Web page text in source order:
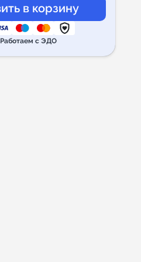
Работаем с ЭДО